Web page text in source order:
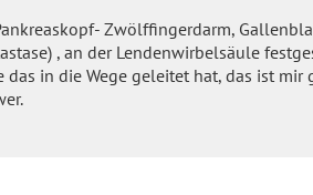
Zwölffingerdarm,
, an der Lendenwirbelsäule
in die Wege geleitet hat, das ist